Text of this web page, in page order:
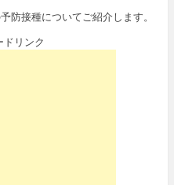
防接種についてご紹介します。
ドリンク